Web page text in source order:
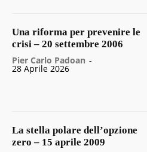
Una riforma per prevenire le
crisi – 20 settembre 2006
Pier Carlo Padoan -
28 Aprile 2026
La stella polare dell’opzione
zero – 15 aprile 2009